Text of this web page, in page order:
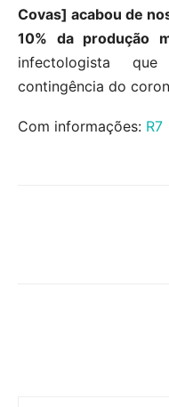
Covas] acabou de
10% da produção
infectologista
contingência do
Com informações: R7